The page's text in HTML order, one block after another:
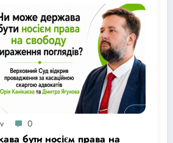
0
бути носієм права на